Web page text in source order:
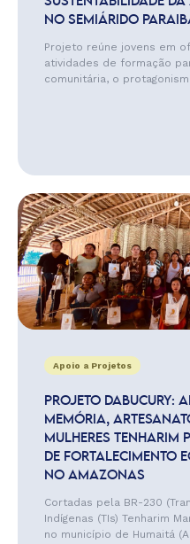
NO SEMIÁRIDO
Projeto reúne jovens em
atividades de formação
comunitária, o
Apoio a Projetos
PROJETO DABUCURY:
MEMÓRIA,
MULHERES TENHARIM
DE FORTALECIMENTO
NO AMAZONAS
Cortadas pela BR-230
Indígenas (TIs) Tenharim
no município de Humaitá